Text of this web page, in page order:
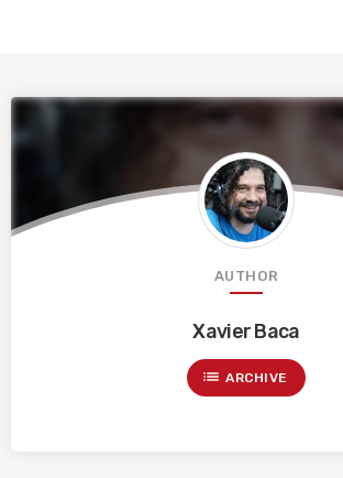
AUTHOR
Xavier Baca
list ARCHIVE